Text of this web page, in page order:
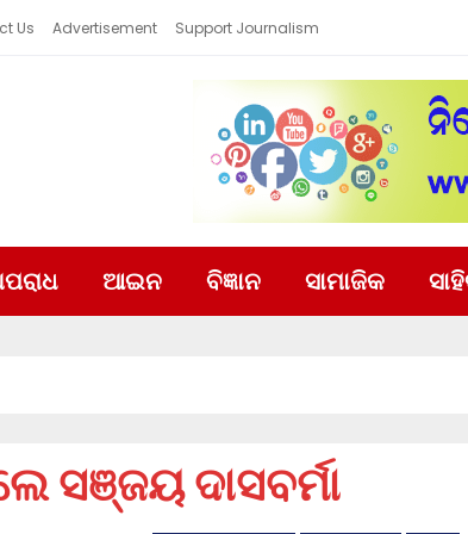
Us Advertisement Support Journalism
ଆଇନ ବିଜ୍ଞାନ ସାମାଜିକ
ସଞ୍ଜୟ ଦାସବର୍ମା